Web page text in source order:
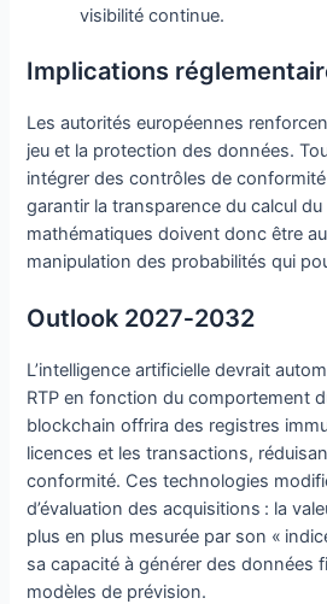
visibilité continue.
Implications
Les autorités européennes
jeu et la protection des données.
intégrer des contrôles de
garantir la transparence du calcul du
mathématiques doivent donc être
manipulation des probabilités qui
Outlook 2027‑2032
L’intelligence artificielle devrait
RTP en fonction du comportement
blockchain offrira des registres
licences et les transactions,
conformité. Ces technologies
d’évaluation des acquisitions : la
plus en plus mesurée par son «
sa capacité à générer des données
modèles de prévision.